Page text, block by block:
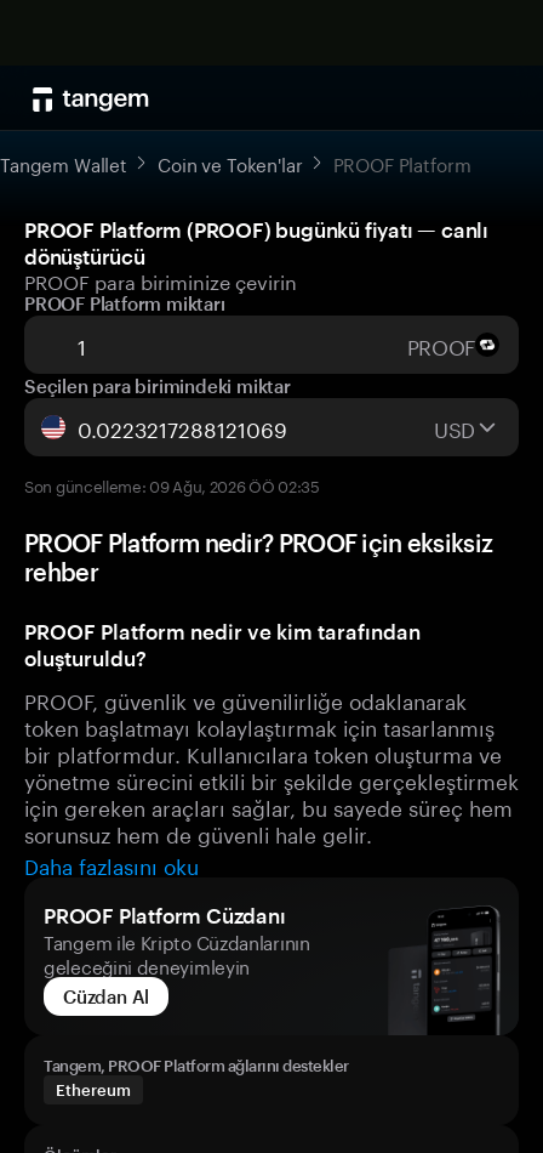
Tangem Wallet Coin ve Token'lar PROOF Platform
PROOF Platform (PROOF) bugünkü fiyatı — canlı
dönüştürücü
PROOF para biriminize çevirin
PROOF Platform miktarı
PROOF
Seçilen para birimindeki miktar
USD
Son güncelleme: 09 Ağu, 2026 ÖÖ 02:35
PROOF Platform nedir? PROOF için eksiksiz
rehber
PROOF Platform nedir ve kim tarafından
oluşturuldu?
PROOF, güvenlik ve güvenilirliğe odaklanarak
token başlatmayı kolaylaştırmak için tasarlanmış
bir platformdur. Kullanıcılara token oluşturma ve
yönetme sürecini etkili bir şekilde gerçekleştirmek
için gereken araçları sağlar, bu sayede süreç hem
sorunsuz hem de güvenli hale gelir.
Daha fazlasını oku
PROOF Platform Cüzdanı
Tangem ile Kripto Cüzdanlarının
geleceğini deneyimleyin
Cüzdan Al
Tangem, PROOF Platform ağlarını destekler
Ethereum